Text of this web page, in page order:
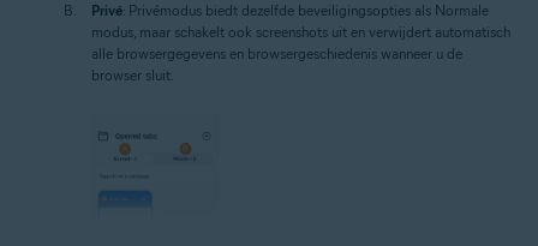
Privé: Privémodus biedt dezelfde beveiligingsopties als Normale
modus, maar schakelt ook screenshots uit en verwijdert automatisch
alle browsergegevens en browsergeschiedenis wanneer u de
browser sluit.